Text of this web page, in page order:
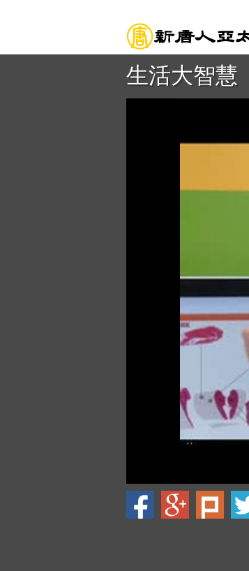
生活大智慧